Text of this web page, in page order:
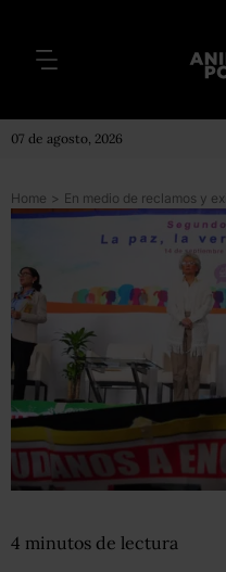
07 de agosto, 2026
Home >
4 minutos de lectura